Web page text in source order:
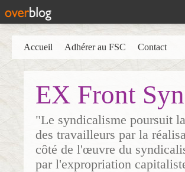
EX Front
"Le syndicalisme poursuit
des travailleurs par la
côté de l'œuvre du
par l'expropriation
Accueil Adhérer au FSC Contact